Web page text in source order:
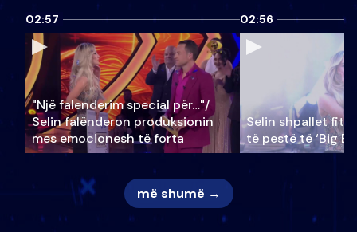
02:57
"Një falenderim special për…"/
Selin falënderon produksionin
mes emocionesh të forta
02:56
Selin shpallet
të pestë të ‘Big
më shumë →